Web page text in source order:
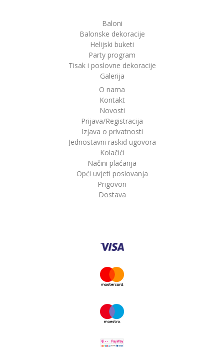
Baloni
Balonske dekoracije
Helijski buketi
Party program
Tisak i poslovne dekoracije
Galerija
O nama
Kontakt
Novosti
Prijava/Registracija
Izjava o privatnosti
Jednostavni raskid ugovora
Kolačići
Načini plaćanja
Opći uvjeti poslovanja
Prigovori
Dostava